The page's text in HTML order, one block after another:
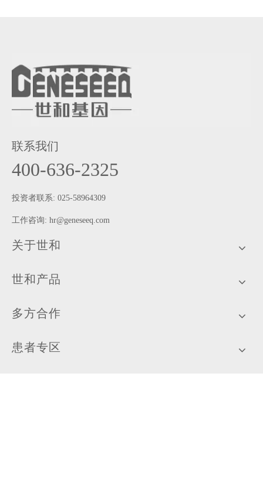
联系我们
400-636-2325
投资者联系: 025-58964309
工作咨询: hr@geneseeq.com
关于世和
世和产品
多方合作
患者专区